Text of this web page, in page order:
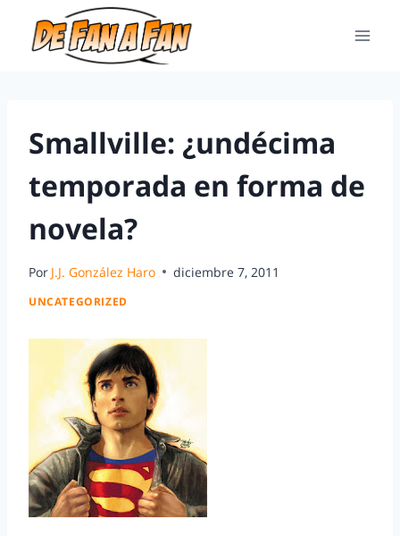
Smallville: ¿undécima
temporada en forma de
novela?
Por J.J. González Haro diciembre 7, 2011
UNCATEGORIZED